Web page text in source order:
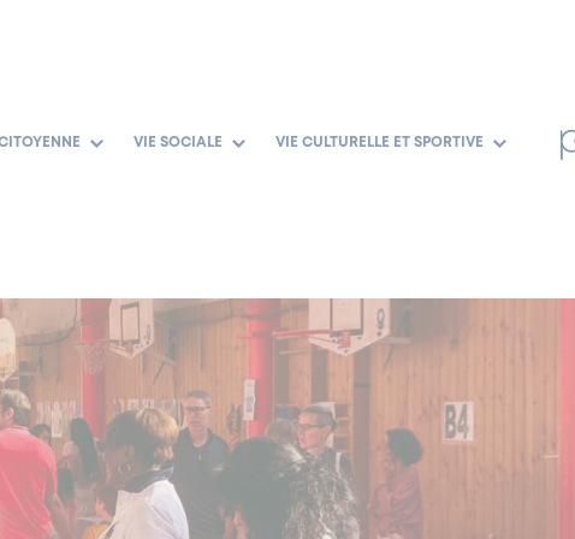
VIE SOCIALE VIE CULTURELLE ET SPORTIVE